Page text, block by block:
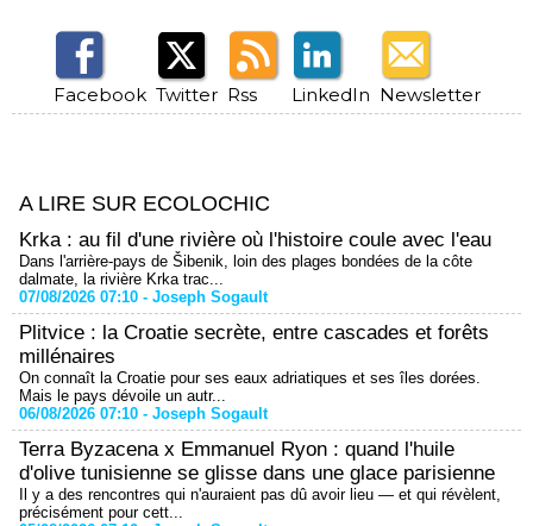
Facebook Twitter Rss LinkedIn Newsletter
A LIRE SUR ECOLOCHIC
Krka : au fil d'une rivière où l'histoire coule avec l'eau
Dans l'arrière-pays de Šibenik, loin des plages bondées de la côte
dalmate, la rivière Krka trac...
07/08/2026 07:10 - Joseph Sogault
Plitvice : la Croatie secrète, entre cascades et forêts
millénaires
On connaît la Croatie pour ses eaux adriatiques et ses îles dorées.
Mais le pays dévoile un autr...
06/08/2026 07:10 - Joseph Sogault
Terra Byzacena x Emmanuel Ryon : quand l'huile
d'olive tunisienne se glisse dans une glace parisienne
Il y a des rencontres qui n'auraient pas dû avoir lieu — et qui révèlent,
précisément pour cett...